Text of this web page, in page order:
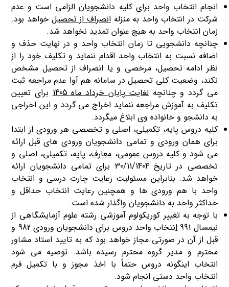
انجام انتخاب واحد برای کلیه دانشجویان الزامی است و عدم
شرکت در انتخاب واحد به منزلهانصراف از تحصیل خواهد بود.
زمان انتخاب واحد به هیچ عنوان تمدید نخواهد شد.
چنانچه دانشجویی تا زمان انتخاب واحد و در نهایت حذف و
اضافه نسبت به انتخاب واحد اقدام ننماید و تکلیف خود را از
نظر ادامه تحصیل، مرخصی و یا انصراف از تحصیل مشخص
نکند، وضعیت کلی تحصیل در سامانه هم آوا عدم مراجعه ثبت
می گردد و چنانچهلغایت پایان خرداد ماه 1405
برای تعیین
تکلیف به آموزش مراجعه ننماید اخراج می گردد و این اخراجی
به دانشجو و خانواده وی ابلاغ می­گردد.
کلیه دروس پایه، تکمیلی، اصلی و تخصصی هر ورودی از ابتدا
برای همان ورودی و تمامی دانشجویان ورودی های قبل ارائه
می شود و کلیه دروسعمومی،معارف، پایه، تکمیلی، اصلی و
تخصصی در تاریخ 30/11/1404 برای تمامی دانشجویان ارائه
خواهد شد. بنابراین مسئولیت رعایت چارت درسی و انتخاب
واحد با هم ورودی ها و همچنین رعایت انتخاب حداقل و
حداکثر واحد به دانشجویان واگذار شده است.
با توجه به تغییر کوریکولوم آموزشی رشته علوم آزمایشگاهی از
نیمسال 991
ا
نتخاب واحد دروس برای دانشجویان ورودی 982 و
قبل از آن در صورتی مجاز خواهد بود که به تایید استاد مشاور
محترم و مدیر گروه محترم رسیده باشد. توصیه می شود
انتخاب اینگونه دروس حتماً با اخذ مجوز و با تکمیل فرم
انتخاب واحد دستی انجام شود.